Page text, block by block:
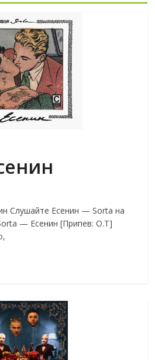
Слушайте Есенин — Sorta на
— Есенин [Припев: O.T]